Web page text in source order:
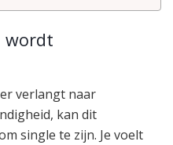
wordt
verlangt naar
kan dit
single te zijn. Je voelt